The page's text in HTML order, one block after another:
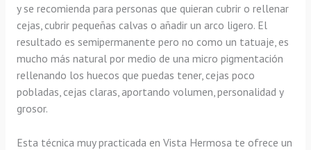
y se recomienda para personas que quieran cubrir o rellenar
cejas, cubrir pequeñas calvas o añadir un arco ligero. El
resultado es semipermanente pero no como un tatuaje, es
mucho más natural por medio de una micro pigmentación
rellenando los huecos que puedas tener, cejas poco
pobladas, cejas claras, aportando volumen, personalidad y
grosor.
Esta técnica muy practicada en Vista Hermosa te ofrece un